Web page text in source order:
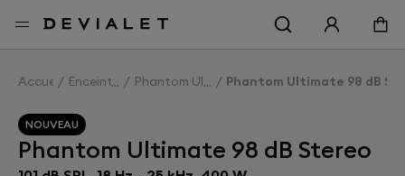
Accueil Enceintes Phantom Ultimate 98 dBPhantom Ultimate 98 dB
NOUVEAU
Phantom Ultimate 98 dB Stereo